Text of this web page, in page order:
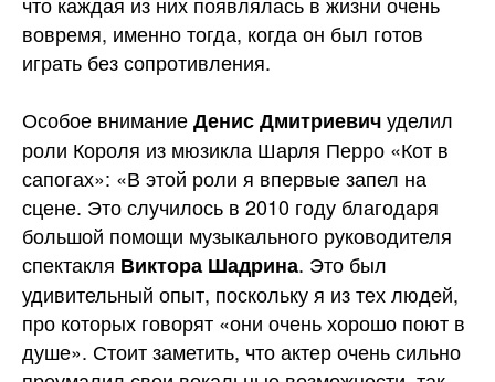
вовремя, именно тогда, когда он был готов
играть без сопротивления.
Особое вниманиеДенис Дмитриевичуделил
роли Короля из мюзикла Шарля Перро «Кот в
сапогах»: «В этой роли я впервые запел на
сцене. Это случилось в 2010 году благодаря
большой помощи музыкального руководителя
спектакля Виктора Шадрина. Это был
удивительный опыт, поскольку я из тех людей,
про которых говорят «они очень хорошо поют в
душе». Стоит заметить, что актер очень сильно